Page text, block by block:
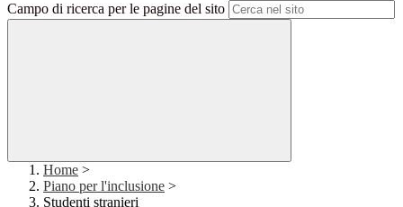
Campo di ricerca per le pagine del sito
Home >
Piano per l'inclusione >
Studenti stranieri